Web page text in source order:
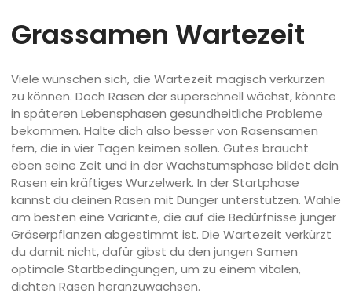
Grassamen Wartezeit
Viele wünschen sich, die Wartezeit magisch verkürzen
zu können. Doch Rasen der superschnell wächst, könnte
in späteren Lebensphasen gesundheitliche Probleme
bekommen. Halte dich also besser von Rasensamen
fern, die in vier Tagen keimen sollen. Gutes braucht
eben seine Zeit und in der Wachstumsphase bildet dein
Rasen ein kräftiges Wurzelwerk. In der Startphase
kannst du deinen Rasen mit Dünger unterstützen. Wähle
am besten eine Variante, die auf die Bedürfnisse junger
Gräserpflanzen abgestimmt ist. Die Wartezeit verkürzt
du damit nicht, dafür gibst du den jungen Samen
optimale Startbedingungen, um zu einem vitalen,
dichten Rasen heranzuwachsen.